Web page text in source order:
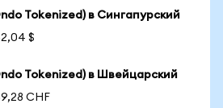
Tokenized) в Сингапурский
$
Tokenized) в Швейцарский
CHF